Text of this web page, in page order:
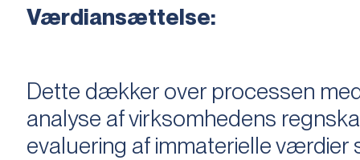
Værdiansættelse:
Dette dækker over processen
analyse af virksomhedens
evaluering af immaterielle